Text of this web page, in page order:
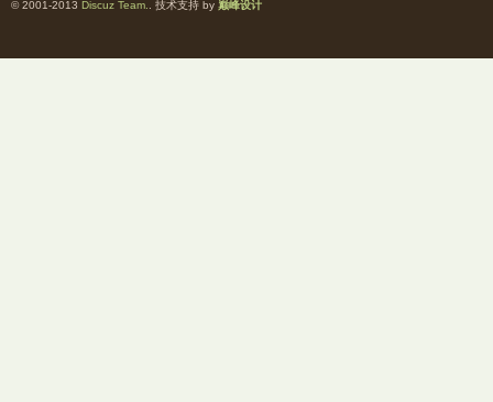
© 2001-2013 Discuz Team. . 技术支持 by 巅峰设计